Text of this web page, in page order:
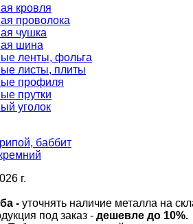
кровля
проволока
чушка
шина
ленты, фольга
листы, плиты
профиля
прутки
уголок
баббит
г.
- уточнять наличие металла на
под заказ - дешевле до 10%.